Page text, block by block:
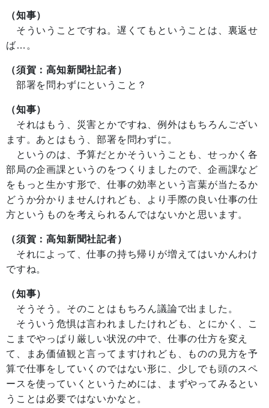
（知事）
そういうことですね。遅くてもということは、裏返せ
ば…。
（須賀：高知新聞社記者）
部署を問わずにということ？
（知事）
それはもう、災害とかですね、例外はもちろんござい
ます。あとはもう、部署を問わずに。
というのは、予算だとかそういうことも、せっかく各
部局の企画課というのをつくりましたので、企画課など
をもっと生かす形で、仕事の効率という言葉が当たるか
どうか分かりませんけれども、より手際の良い仕事の仕
方というものを考えられるんではないかと思います。
（須賀：高知新聞社記者）
それによって、仕事の持ち帰りが増えてはいかんわけ
ですね。
（知事）
そうそう。そのことはもちろん議論で出ました。
そういう危惧は言われましたけれども、とにかく、こ
こまでやっぱり厳しい状況の中で、仕事の仕方を変え
て、まあ価値観と言ってますけれども、ものの見方を予
算で仕事をしていくのではない形に、少しでも頭のスペ
ースを使っていくというためには、まずやってみるとい
うことは必要ではないかなと。